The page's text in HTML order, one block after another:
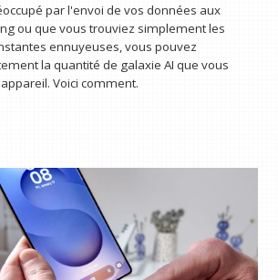
par l'envoi de vos données aux
ou que vous trouviez simplement les
ennuyeuses, vous pouvez
la quantité de galaxie AI que vous
Voici comment.